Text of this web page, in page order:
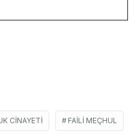
CINAYETI FAILI MEÇHUL